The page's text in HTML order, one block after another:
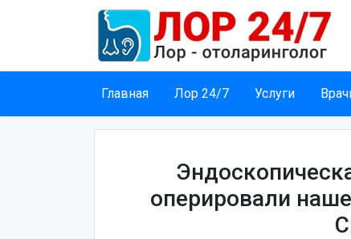
Главная Лор 24/7 Услуги
оперировали